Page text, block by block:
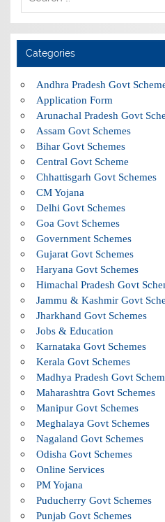
Categories
Andhra Pradesh Govt
Application Form
Arunachal Pradesh Govt
Assam Govt Schemes
Bihar Govt Schemes
Central Govt Scheme
Chhattisgarh Govt Schemes
CM Yojana
Delhi Govt Schemes
Goa Govt Schemes
Government Schemes
Gujarat Govt Schemes
Haryana Govt Schemes
Himachal Pradesh Govt
Jammu & Kashmir Govt
Jharkhand Govt Schemes
Jobs & Education
Karnataka Govt Schemes
Kerala Govt Schemes
Madhya Pradesh Govt
Maharashtra Govt Schemes
Manipur Govt Schemes
Meghalaya Govt Schemes
Nagaland Govt Schemes
Odisha Govt Schemes
Online Services
PM Yojana
Puducherry Govt Schemes
Punjab Govt Schemes